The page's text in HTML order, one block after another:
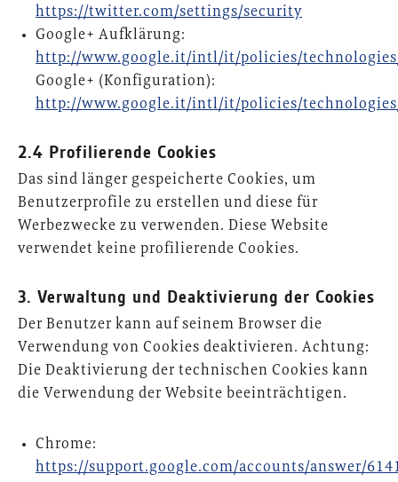
https://twitter.com/settings/security
Google+ Aufklärung:
http://www.google.it/intl/it/policies/
Google+ (Konfiguration):
http://www.google.it/intl/it/policies/
2.4 Profilierende Cookies
Das sind länger gespeicherte Cookies, um
Benutzerprofile zu erstellen und diese für
Werbezwecke zu verwenden. Diese Website
verwendet keine profilierende Cookies.
3. Verwaltung und Deaktivierung der Cookies
Der Benutzer kann auf seinem Browser die
Verwendung von Cookies deaktivieren. Achtung:
Die Deaktivierung der technischen Cookies kann
die Verwendung der Website beeinträchtigen.
Chrome:
https://support.google.com/accounts/answer/